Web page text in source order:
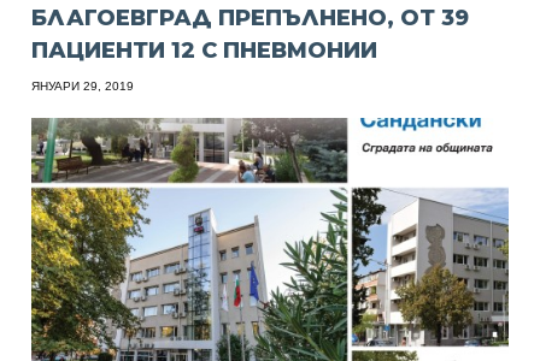
БЛАГОЕВГРАД ПРЕПЪЛНЕНО, ОТ 39
ПАЦИЕНТИ 12 С ПНЕВМОНИИ
ЯНУАРИ 29, 2019